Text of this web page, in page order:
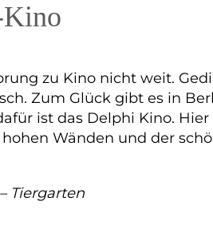
zu Kino nicht weit.
Zum Glück gibt es in
ist das Delphi Kino.
Wänden und der
Tiergarten